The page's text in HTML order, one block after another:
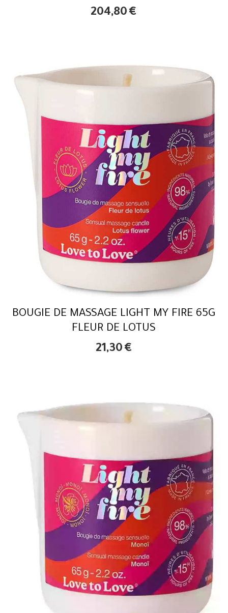
204,80 €
BOUGIE DE MASSAGE LIGHT MY FIRE 65G
FLEUR DE LOTUS
21,30 €